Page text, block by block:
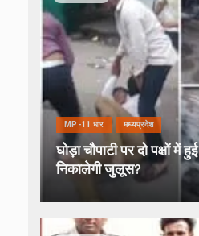
MP-11 धार मध्यप्रदेश
घोड़ा चौपाटी पर दो पक्षों में
निकालेगी जुलूस?